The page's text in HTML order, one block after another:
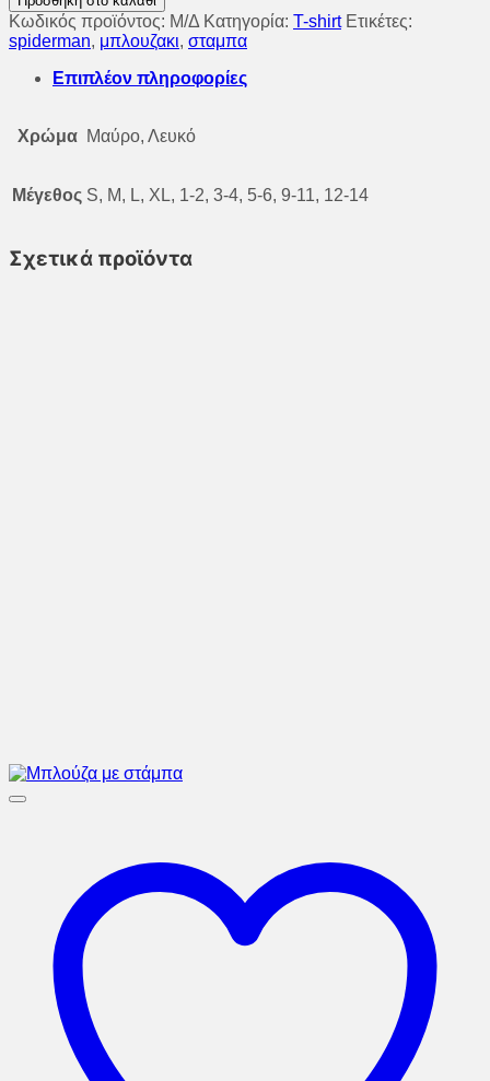
στάμπα
Spiderman
ποσότητα
Κωδικός προϊόντος: Μ/Δ Κατηγορία: T-shirt Ετικέτες:
spiderman, μπλουζακι, σταμπα
Επιπλέον πληροφορίες
Χρώμα Μαύρο, Λευκό
Μέγεθος S, M, L, XL, 1-2, 3-4, 5-6, 9-11, 12-14
Σχετικά προϊόντα